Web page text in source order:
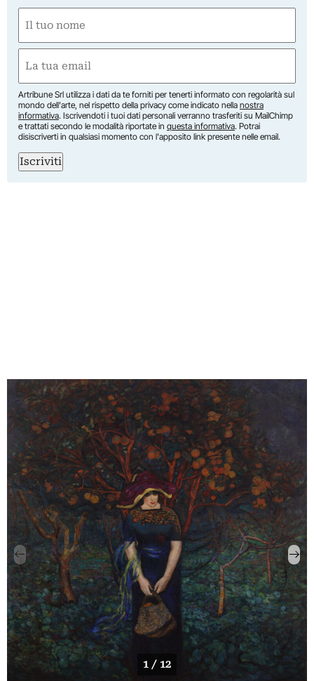
(Required)
First
(Required)
Artribune Srl utilizza i dati da te forniti per tenerti informato con regolarità sul
mondo dell'arte, nel rispetto della privacy come indicato nella nostra
informativa. Iscrivendoti i tuoi dati personali verranno trasferiti su MailChimp
e trattati secondo le modalità riportate in questa informativa. Potrai
disiscriverti in qualsiasi momento con l'apposito link presente nelle email.
Iscriviti
1 / 12